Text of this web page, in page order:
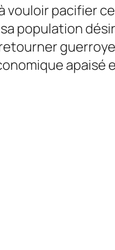
pacifier
population
apaisé